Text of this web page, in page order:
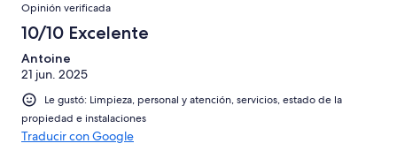
Opinión verificada
10/10 Excelente
Antoine
21 jun. 2025
Le gustó: Limpieza, personal y atención, servicios, estado de la
propiedad e instalaciones
Traducir con Google